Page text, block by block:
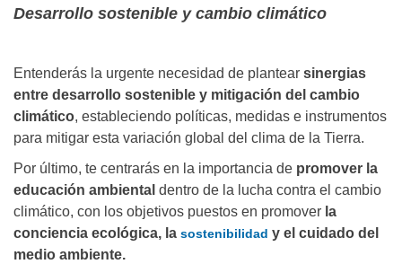
Desarrollo sostenible y cambio climático
Entenderás la urgente necesidad de plantear sinergias
entre desarrollo sostenible y mitigación del cambio
climático, estableciendo políticas, medidas e instrumentos
para mitigar esta variación global del clima de la Tierra.
Por último, te centrarás en la importancia de promover la
educación ambiental dentro de la lucha contra el cambio
climático, con los objetivos puestos en promover la
conciencia ecológica, la sostenibilidad y el cuidado del
medio ambiente.